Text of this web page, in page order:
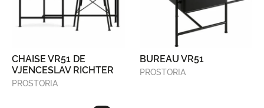
CHAISE VR51 DE
VJENCESLAV RICHTER
PROSTORIA
BUREAU VR51
PROSTORIA